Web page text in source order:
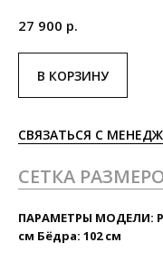
27 900 р.
В КОРЗИНУ
СВЯЗАТЬСЯ С
СЕТКА
ПАРАМЕТРЫ МОДЕЛИ:
см Бёдра: 102 см